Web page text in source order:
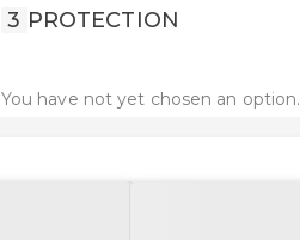
3 PROTECTION
You have not yet chosen an option.